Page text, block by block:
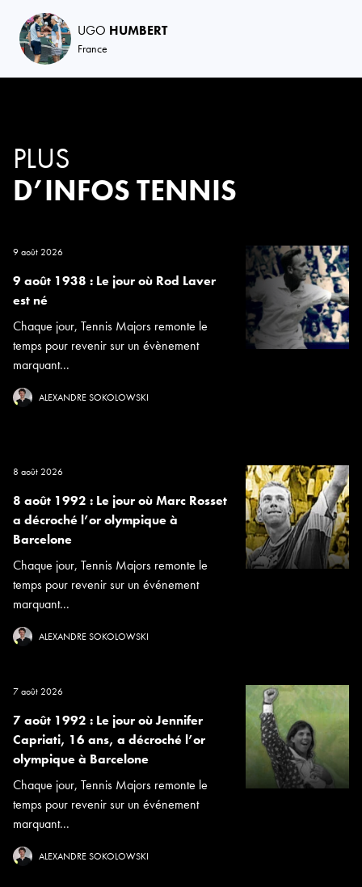
UGO HUMBERT
France
PLUS
D’INFOS TENNIS
9 août 2026
9 août 1938 : Le jour où Rod Laver
est né
Chaque jour, Tennis Majors remonte le
temps pour revenir sur un évènement
marquant...
ALEXANDRE SOKOLOWSKI
8 août 2026
8 août 1992 : Le jour où Marc Rosset
a décroché l’or olympique à
Barcelone
Chaque jour, Tennis Majors remonte le
temps pour revenir sur un événement
marquant...
ALEXANDRE SOKOLOWSKI
7 août 2026
7 août 1992 : Le jour où Jennifer
Capriati, 16 ans, a décroché l’or
olympique à Barcelone
Chaque jour, Tennis Majors remonte le
temps pour revenir sur un événement
marquant...
ALEXANDRE SOKOLOWSKI